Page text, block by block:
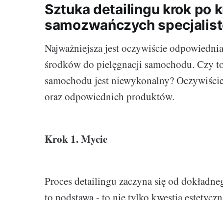
Sztuka detailingu krok po
samozwańczych
Najważniejsza jest oczywiście
środków do pielęgnacji samochodu. Czy
samochodu jest niewykonalny?
oraz odpowiednich produktów.
Krok 1. Mycie
Proces detailingu zaczyna się od
to podstawa - to nie tylko kwestia